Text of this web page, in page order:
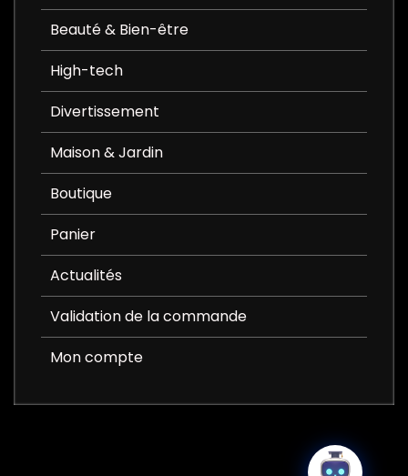
Beauté & Bien-être
High-tech
Divertissement
Maison & Jardin
Boutique
Panier
Actualités
Validation de la commande
Mon compte